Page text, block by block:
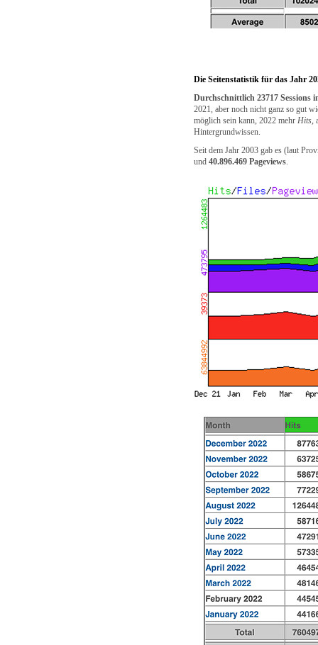
Die Seitenstatistik für das Jahr
Durchschnittlich 23717 Sessions
2021, aber noch nicht ganz so gut
möglich sein kann, 2022 mehr Hits,
Hintergrundwissen.
Seit dem Jahr 2003 gab es (laut
und 40.896.469 Pageviews.